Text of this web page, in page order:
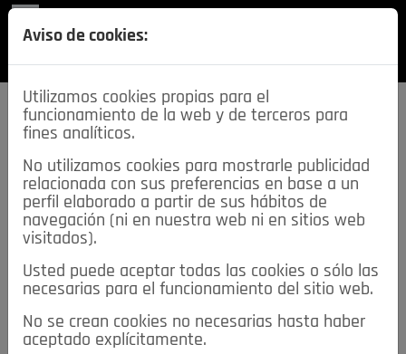
SECCIONES
descarga esta
REVISTA
≡NOTICIAS
NOTICIAS SERVICIOS DE INTERÉS
Aviso de cookies:
Utilizamos cookies propias para el
funcionamiento de la web y de terceros para
fines analíticos.
No utilizamos cookies para mostrarle publicidad
relacionada con sus preferencias en base a un
perfil elaborado a partir de sus hábitos de
navegación (ni en nuestra web ni en sitios web
visitados).
Usted puede aceptar todas las cookies o sólo las
necesarias para el funcionamiento del sitio web.
No se crean cookies no necesarias hasta haber
aceptado explícitamente.